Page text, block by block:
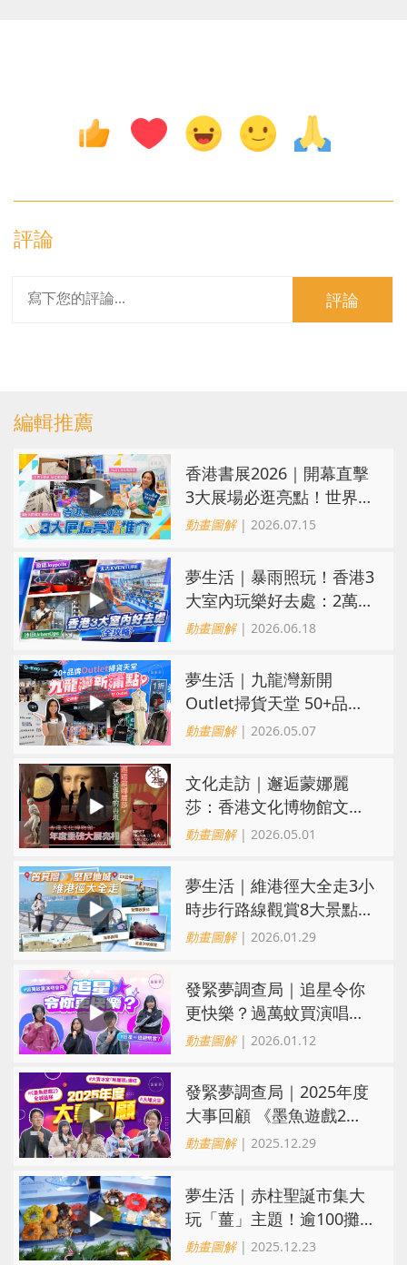
評論
評論
編輯推薦
香港書展2026｜開幕直擊
3大展場必逛亮點！世界文
藝廊互動遊戲、運動消閒
動畫圖解| 2026.07.15
夢生活｜暴雨照玩！香港3
大室內玩樂好去處：2萬呎
歷奇樂園、城寨戰場、忍
動畫圖解| 2026.06.18
夢生活｜九龍灣新開
Outlet掃貨天堂 50+品牌
低至1折！設全港唯一
場
動畫圖解| 2026.05.07
文化走訪｜邂逅蒙娜麗
莎：香港文化博物館文藝
復興主題展亮相
動畫圖解| 2026.05.01
夢生活｜維港徑大全走3小
時步行路線觀賞8大景點！
必打卡全新東岸板道玻璃
動畫圖解| 2026.01.29
發緊夢調查局｜追星令你
更快樂？過萬蚊買演唱會
飛、追星＝逃避現實？
動畫圖解| 2026.01.12
發緊夢調查局｜2025年度
大事回顧 《墨魚遊戲2》
全城追睇/大寶冰室「無厘
動畫圖解| 2025.12.29
夢生活｜赤柱聖誕市集大
玩「薑」主題！逾100攤
檔推薑味限定美食、薑香
動畫圖解| 2025.12.23